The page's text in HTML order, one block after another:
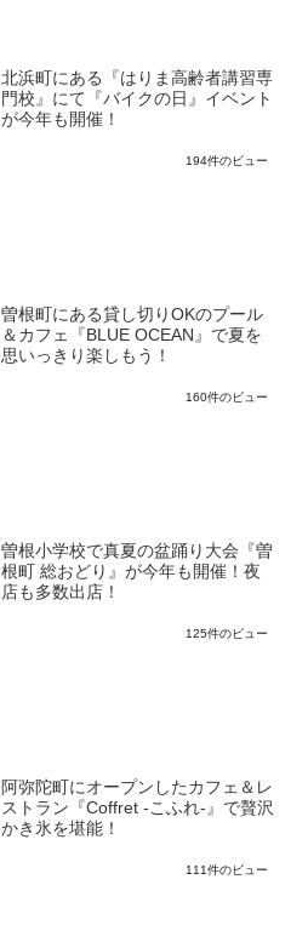
北浜町にある『はりま高齢者講習専
門校』にて『バイクの日』イベント
が今年も開催！
194件のビュー
曽根町にある貸し切りOKのプール
＆カフェ『BLUE OCEAN』で夏を
思いっきり楽しもう！
160件のビュー
曽根小学校で真夏の盆踊り大会『曽
根町 総おどり』が今年も開催！夜
店も多数出店！
125件のビュー
阿弥陀町にオープンしたカフェ＆レ
ストラン『Coffret -こふれ-』で贅沢
かき氷を堪能！
111件のビュー